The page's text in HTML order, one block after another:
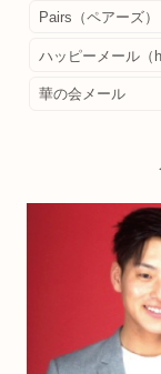
Pairs（ペアーズ）
ハッピーメール（
華の会メール